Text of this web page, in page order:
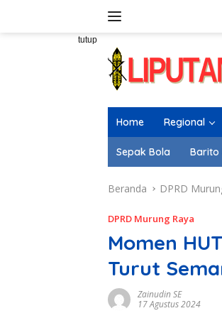
tutup
Home Regional
Sepak Bola Barito
Beranda DPRD
DPRD Murung Raya
Momen
Turut
Zainudin SE
17 Agustus 2024